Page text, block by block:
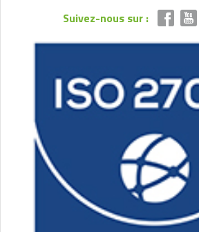
Suivez-nous sur :